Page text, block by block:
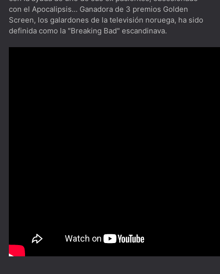
con el Apocalipsis... Ganadora de 3 premios Golden
Screen, los galardones de la televisión noruega, ha sido
definida como la "Breaking Bad" escandinava.